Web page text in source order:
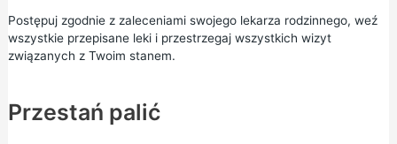
Postępuj zgodnie z zaleceniami swojego lekarza rodzinnego, weź
wszystkie przepisane leki i przestrzegaj wszystkich wizyt
związanych z Twoim stanem.
Przestań palić